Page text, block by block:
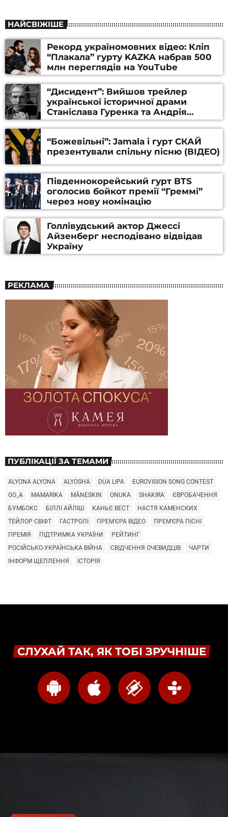
НАЙСВІЖІШЕ
Рекорд україномовних відео: Кліп
“Плакала” гурту KAZKA набрав 500
млн переглядів на YouTube
“Дисидент”: Вийшов трейлер
української історичної драми
Станіслава Гуренка та Андрія
Алфьорова (ВІДЕО)
“Божевільні”: Jamala і гурт СКАЙ
презентували спільну пісню (ВІДЕО)
Південнокорейський гурт BTS
оголосив бойкот премії “Греммі”
через нову номінацію
Голлівудський актор Джессі
Айзенберг несподівано відвідав
Україну
РЕКЛАМА
ПУБЛІКАЦІЇ ЗА ТЕМАМИ
ALYONA ALYONA ALYOSHA DUA LIPA
EUROVISION SONG CONTEST
GO_A
MAMARIKA MÅNESKIN ONUKA SHAKIRA
ЄВРОБАЧЕННЯ
БУМБОКС
БІЛЛІ АЙЛІШ КАНЬЄ ВЕСТ
НАСТЯ КАМЕНСКИХ
ТЕЙЛОР СВІФТ
ГАСТРОЛІ ПРЕМ'ЄРА ВІДЕО
ПРЕМ'ЄРА ПІСНІ
ПРЕМІЯ
ПІДТРИМКА УКРАЇНИ
РЕЙТИНГ
РОСІЙСЬКО-УКРАЇНСЬКА ВІЙНА
СВІДЧЕННЯ ОЧЕВИДЦІВ
ЧАРТИ
ІНФОРМ ЩЕПЛЕННЯ
ІСТОРІЯ
СЛУХАЙ ТАК, ЯК ТОБІ ЗРУЧНІШЕ